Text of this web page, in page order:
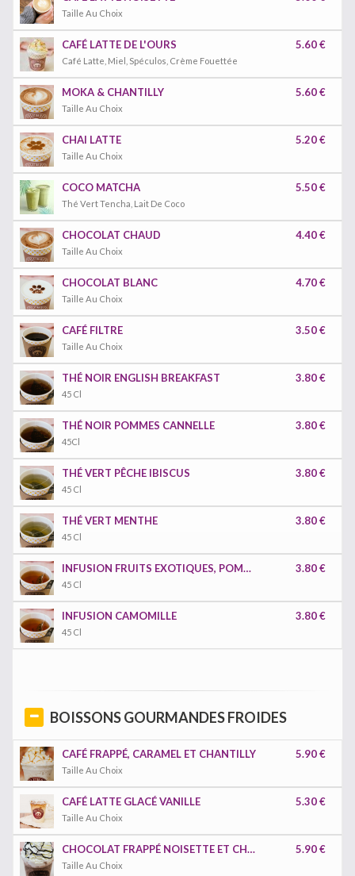
Taille Au Choix
CAFÉ LATTE DE L'OURS
Café Latte, Miel, Spéculos, Crème Fouettée
5.60 €
MOKA & CHANTILLY
Taille Au Choix
5.60 €
CHAI LATTE
Taille Au Choix
5.20 €
COCO MATCHA
Thé Vert Tencha, Lait De Coco
5.50 €
CHOCOLAT CHAUD
Taille Au Choix
4.40 €
CHOCOLAT BLANC
Taille Au Choix
4.70 €
CAFÉ FILTRE
Taille Au Choix
3.50 €
THÉ NOIR ENGLISH BREAKFAST
45 Cl
3.80 €
THÉ NOIR POMMES CANNELLE
45Cl
3.80 €
THÉ VERT PÊCHE IBISCUS
45 Cl
3.80 €
THÉ VERT MENTHE
45 Cl
3.80 €
INFUSION FRUITS EXOTIQUES, POMMES, HIBISCUS
45 Cl
3.80 €
INFUSION CAMOMILLE
45 Cl
3.80 €
BOISSONS GOURMANDES FROIDES
CAFÉ FRAPPÉ, CARAMEL ET CHANTILLY
Taille Au Choix
5.90 €
CAFÉ LATTE GLACÉ VANILLE
Taille Au Choix
5.30 €
CHOCOLAT FRAPPÉ NOISETTE ET CHANTILLY
Taille Au Choix
5.90 €